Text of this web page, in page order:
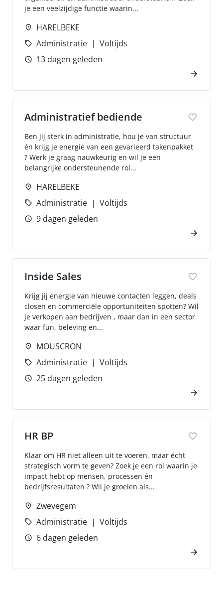
je een veelzijdige functie waarin...
HARELBEKE
Administratie
Voltijds
13 dagen geleden
Administratief bediende
Ben jij sterk in administratie, hou je van structuur
én krijg je energie van een gevarieerd takenpakket
? Werk je graag nauwkeurig en wil je een
belangrijke ondersteunende rol...
HARELBEKE
Administratie
Voltijds
9 dagen geleden
Inside Sales
Krijg jij energie van nieuwe contacten leggen, deals
closen en commerciële opportuniteiten spotten? Wil
je verkopen aan bedrijven , maar dan in een sector
waar fun, beleving en...
MOUSCRON
Administratie
Voltijds
25 dagen geleden
HR BP
Klaar om HR niet alleen uit te voeren, maar écht
strategisch vorm te geven? Zoek je een rol waarin je
impact hebt op mensen, processen én
bedrijfsresultaten ? Wil je groeien als...
Zwevegem
Administratie
Voltijds
6 dagen geleden